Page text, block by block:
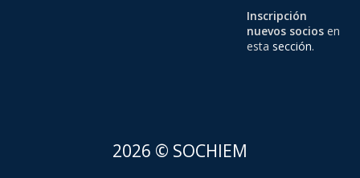
Inscripción
nuevos sociosen
esta sección.
2026 © SOCHIEM